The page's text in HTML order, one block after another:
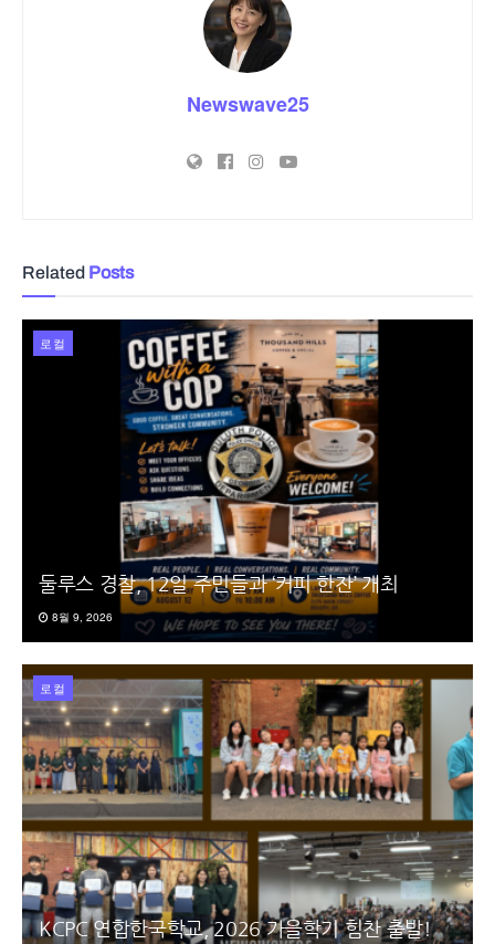
Newswave25
Related Posts
로컬
둘루스 경찰, 12일 주민들과 ‘커피 한잔’ 개최
8월 9, 2026
로컬
KCPC 연합한국학교, 2026 가을학기 힘찬 출발!